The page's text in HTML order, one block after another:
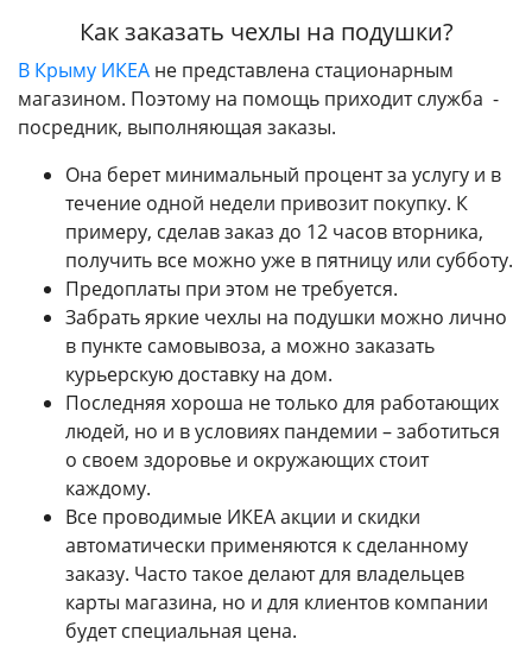
Как заказать чехлы на подушки?
В Крыму ИКЕА не представлена стационарным
магазином. Поэтому на помощь приходит служба -
посредник, выполняющая заказы.
Она берет минимальный процент за услугу и в
течение одной недели привозит покупку. К
примеру, сделав заказ до 12 часов вторника,
получить все можно уже в пятницу или субботу.
Предоплаты при этом не требуется.
Забрать яркие чехлы на подушки можно лично
в пункте самовывоза, а можно заказать
курьерскую доставку на дом.
Последняя хороша не только для работающих
людей, но и в условиях пандемии – заботиться
о своем здоровье и окружающих стоит
каждому.
Все проводимые ИКЕА акции и скидки
автоматически применяются к сделанному
заказу. Часто такое делают для владельцев
карты магазина, но и для клиентов компании
будет специальная цена.